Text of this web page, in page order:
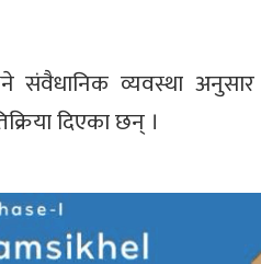
व्यवस्था
दिएका छन् ।